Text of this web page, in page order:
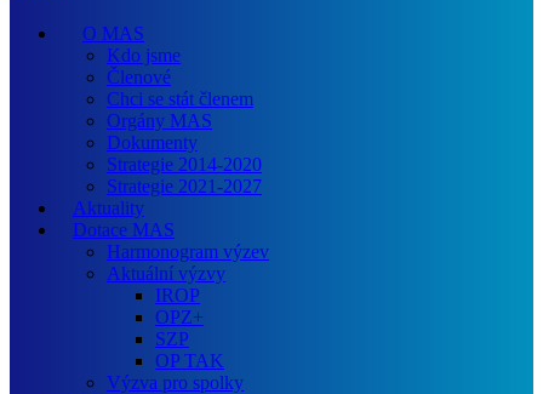
O MAS
Kdo jsme
Členové
Chci se stát členem
Orgány MAS
Dokumenty
Strategie 2014-2020
Strategie 2021-2027
Aktuality
Dotace MAS
Harmonogram výzev
Aktuální výzvy
IROP
OPZ+
SZP
OP TAK
Výzva pro spolky